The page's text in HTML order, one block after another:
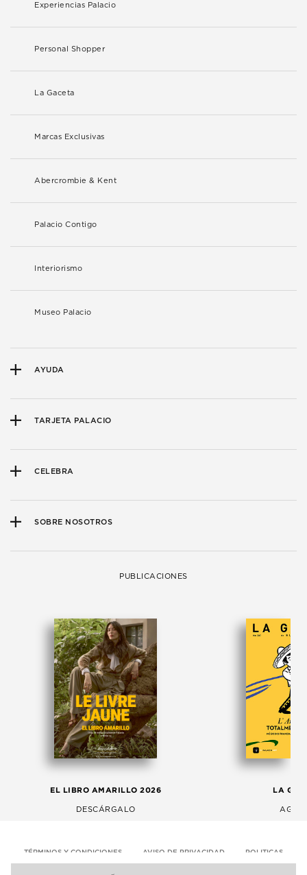
Experiencias Palacio
Personal Shopper
La Gaceta
Marcas Exclusivas
Abercrombie & Kent
Palacio Contigo
Interiorismo
Museo Palacio
AYUDA
TARJETA PALACIO
CELEBRA
SOBRE NOSOTROS
PUBLICACIONES
EL LIBRO AMARILLO 2026
DESCÁRGALO
LA
TÉRMINOS Y CONDICIONES AVISO DE PRIVACIDAD POLITICAS